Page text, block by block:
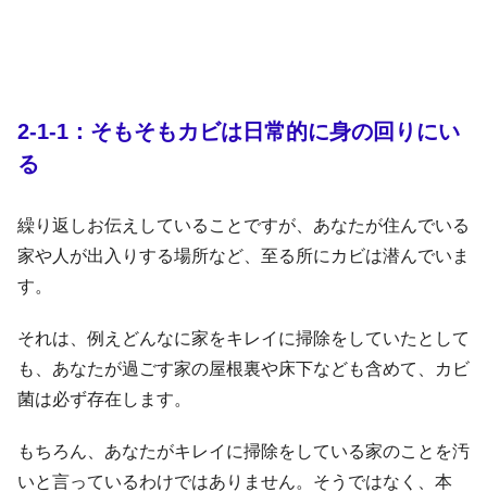
2-1-1：そもそもカビは日常的に身の回りにい
る
繰り返しお伝えしていることですが、あなたが住んでいる
家や人が出入りする場所など、至る所にカビは潜んでいま
す。
それは、例えどんなに家をキレイに掃除をしていたとして
も、あなたが過ごす家の屋根裏や床下なども含めて、カビ
菌は必ず存在します。
もちろん、あなたがキレイに掃除をしている家のことを汚
いと言っているわけではありません。そうではなく、本